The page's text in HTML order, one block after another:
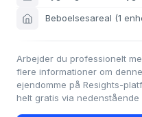
Beboelsesareal (1
Arbejder du professionelt
flere informationer om
ejendomme på Resights-
helt gratis via nedenstående